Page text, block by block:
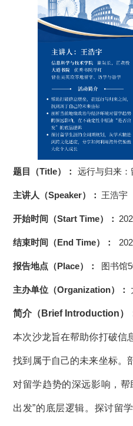
题目（Title）： 远行与归来
主讲人（Speaker）： 王浩宇
开始时间（Start Time）：
结束时间（End Time）：
报告地点（Place）： 图书馆
主办单位（Organization）：
简介（Brief Introduction）
本次沙龙旨在帮助你打破信
找到属于自己的未来坐标。
对留学趋势的深远影响，
出发”的底层逻辑。探讨留